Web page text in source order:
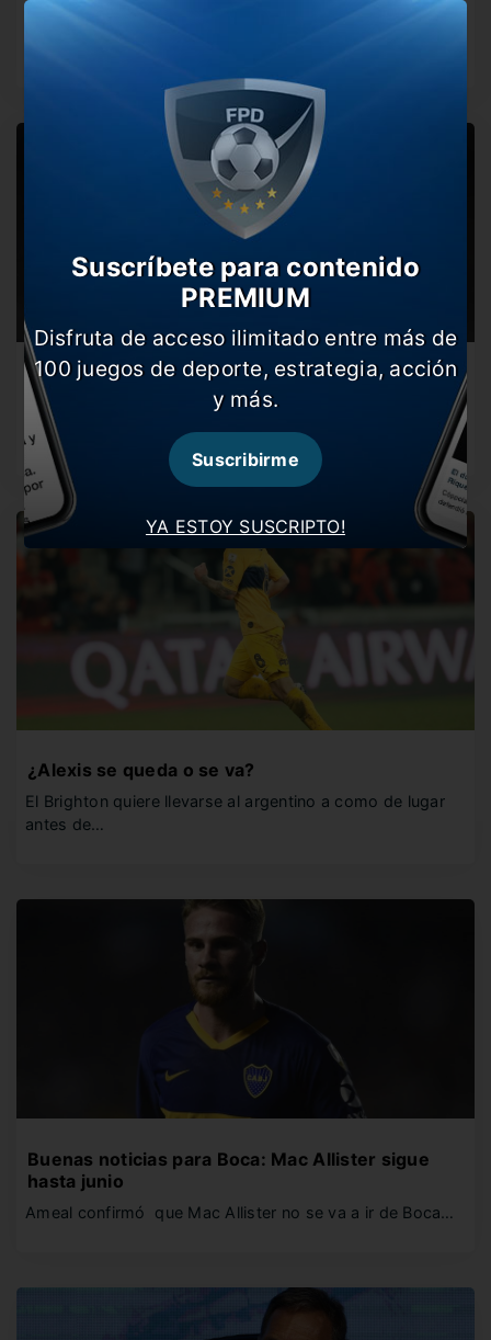
Russo habló en conferencia y se refirió a la salida de
Finalmente Mac Allister se va de Boca por 1
millón de dólares
Ambos clubes llegaron a un acuerdo y el jugador se irá
una…
¿Alexis se queda o se va?
El Brighton quiere llevarse al argentino a como de lugar
antes de…
Buenas noticias para Boca: Mac Allister sigue
hasta junio
Ameal confirmó que Mac Allister no se va a ir de Boca…
YA ESTOY SUSCRIPTO!
Suscríbete para contenido
PREMIUM
Disfruta de acceso ilimitado entre más de
100 juegos de deporte, estrategia, acción
y más.
Suscribirme